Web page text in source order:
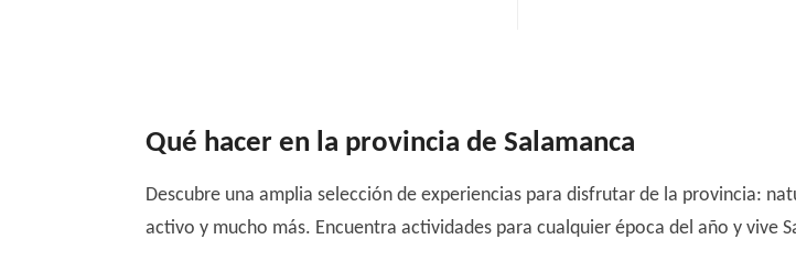
Qué hacer en la provincia de Salamanca
Descubre una amplia selección de experiencias para disfrutar de la provincia:
activo y mucho más. Encuentra actividades para cualquier época del año y vive